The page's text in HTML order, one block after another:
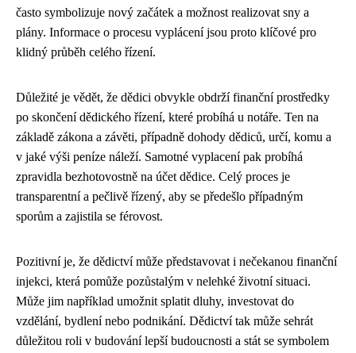
často symbolizuje nový začátek a možnost realizovat sny a
plány. Informace o procesu vyplácení jsou proto klíčové pro
klidný průběh celého řízení.
Důležité je vědět, že dědici obvykle obdrží finanční prostředky
po skončení dědického řízení, které probíhá u notáře. Ten na
základě zákona a závěti, případně dohody dědiců, určí, komu a
v jaké výši peníze náleží. Samotné vyplacení pak probíhá
zpravidla bezhotovostně na účet dědice. Celý proces je
transparentní a pečlivě řízený, aby se předešlo případným
sporům a zajistila se férovost.
Pozitivní je, že dědictví může představovat i nečekanou finanční
injekci, která pomůže pozůstalým v nelehké životní situaci.
Může jim například umožnit splatit dluhy, investovat do
vzdělání, bydlení nebo podnikání. Dědictví tak může sehrát
důležitou roli v budování lepší budoucnosti a stát se symbolem